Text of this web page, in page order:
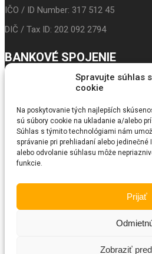
Spravujte súhlas
cookie
Na poskytovanie tých najlepších
sú súbory cookie na ukladanie a/alebo
Súhlas s týmito technológiami nám
správanie pri prehliadaní alebo
alebo odvolanie súhlasu môže
funkcie.
Prijať
Zobraziť
IČO / ID Number: 317 512 45
DIČ / Tax ID: 202 092 2794
BANKOVÉ SPOJENIE
IBAN: SK24 3100 0000 0043 5017 9117
Prima banka
BIC/SWIFT: LUBASKBX
SEARCH
. All